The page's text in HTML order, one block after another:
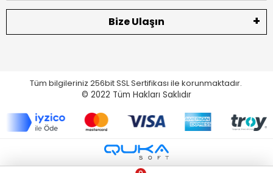
Bize Ulaşın
Tüm bilgileriniz 256bit SSL Sertifikası ile korunmaktadır.
© 2022 Tüm Hakları Saklıdır